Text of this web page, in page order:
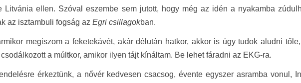
Litvánia ellen. Szóval eszembe sem jutott, hogy még az idén a nyakamba
az isztambuli fogság az Egri csillagokban.
megiszom a feketekávét, akár délután hatkor, akkor is úgy tudok aludni
a múltkor, amikor ilyen tájt kínáltam. Be lehet fáradni az EKG-ra.
érkeztünk, a nővér kedvesen csacsog, évente egyszer asramba vonul,